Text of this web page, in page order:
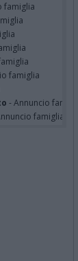
famiglia
famiglia
- Annuncio famiglia
famiglia